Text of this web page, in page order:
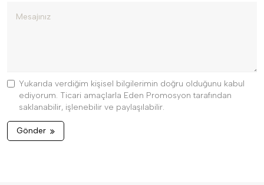
Yukarıda verdiğim kişisel bilgilerimin doğru olduğunu kabul
ediyorum. Ticari amaçlarla Eden Promosyon tarafından
saklanabilir, işlenebilir ve paylaşılabilir.
Gönder